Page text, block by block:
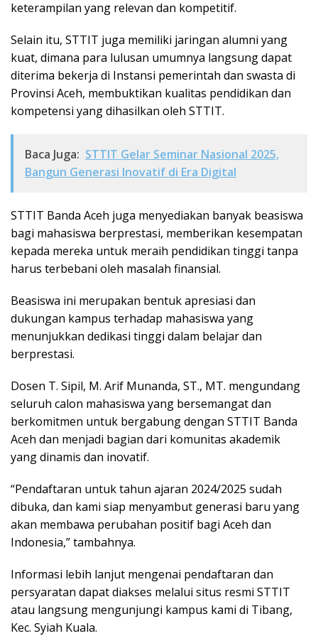
keterampilan yang relevan dan kompetitif.
Selain itu, STTIT juga memiliki jaringan alumni yang
kuat, dimana para lulusan umumnya langsung dapat
diterima bekerja di Instansi pemerintah dan swasta di
Provinsi Aceh, membuktikan kualitas pendidikan dan
kompetensi yang dihasilkan oleh STTIT.
Baca Juga: STTIT Gelar Seminar Nasional 2025,
Bangun Generasi Inovatif di Era Digital
STTIT Banda Aceh juga menyediakan banyak beasiswa
bagi mahasiswa berprestasi, memberikan kesempatan
kepada mereka untuk meraih pendidikan tinggi tanpa
harus terbebani oleh masalah finansial.
Beasiswa ini merupakan bentuk apresiasi dan
dukungan kampus terhadap mahasiswa yang
menunjukkan dedikasi tinggi dalam belajar dan
berprestasi.
Dosen T. Sipil, M. Arif Munanda, ST., MT. mengundang
seluruh calon mahasiswa yang bersemangat dan
berkomitmen untuk bergabung dengan STTIT Banda
Aceh dan menjadi bagian dari komunitas akademik
yang dinamis dan inovatif.
“Pendaftaran untuk tahun ajaran 2024/2025 sudah
dibuka, dan kami siap menyambut generasi baru yang
akan membawa perubahan positif bagi Aceh dan
Indonesia,” tambahnya.
Informasi lebih lanjut mengenai pendaftaran dan
persyaratan dapat diakses melalui situs resmi STTIT
atau langsung mengunjungi kampus kami di Tibang,
Kec. Syiah Kuala.